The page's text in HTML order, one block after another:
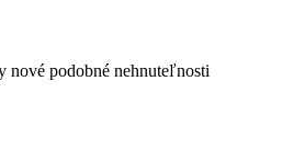
nové podobné nehnuteľnosti